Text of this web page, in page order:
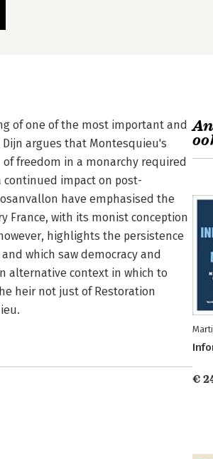
of one of the most important and
argues that Montesquieu's
freedom in a monarchy required
impact on post-
have emphasised the
France, with its monist conception
highlights the persistence
which saw democracy and
alternative context in which to
heir not just of Restoration
€